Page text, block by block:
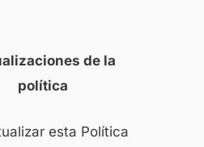
de la
política
esta Política